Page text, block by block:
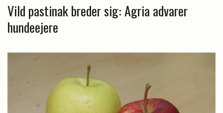
Vild pastinak breder sig: Agria advarer
hundeejere